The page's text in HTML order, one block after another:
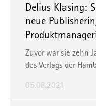
Delius Klasing:
neue
Zuvor war sie zehn
des Verlags der
05.08.2021